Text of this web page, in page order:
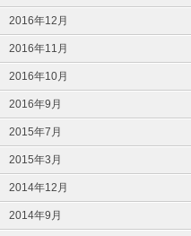
2016年12月
2016年11月
2016年10月
2016年9月
2015年7月
2015年3月
2014年12月
2014年9月